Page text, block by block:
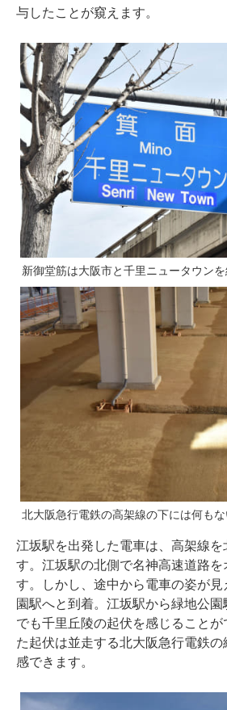
与したことが窺えます。
新御堂筋は大阪市と千里ニュータウン
北大阪急行電鉄の高架線の下には何も
江坂駅を出発した電車は、高架線を
す。江坂駅の北側で名神高速道路を
す。しかし、途中から電車の姿が
園駅へと到着。江坂駅から緑地公
でも千里丘陵の起伏を感じること
た起伏は並走する北大阪急行電鉄
感できます。